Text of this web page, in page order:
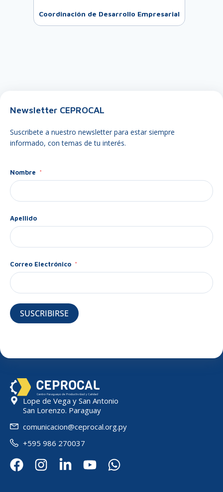
Coordinación de Desarrollo Empresarial
Newsletter CEPROCAL
Suscribete a nuestro newsletter para estar siempre
informado, con temas de tu interés.
Nombre
Apellido
Correo Electrónico
SUSCRIBIRSE
Lope de Vega y San Antonio
San Lorenzo. Paraguay
comunicacion@ceprocal.org.py
+595 986 270037